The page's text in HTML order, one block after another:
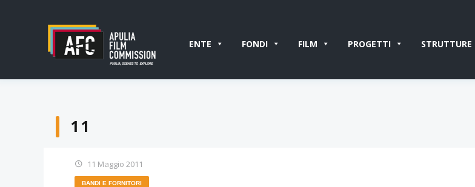
ENTE FONDI FILM PROGETTI STRUTTURE
11
11 Maggio 2011
BANDI E FORNITORI